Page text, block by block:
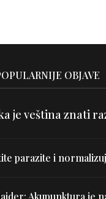
OBJAVE
je veština znati
parazite i
Akupunktura je